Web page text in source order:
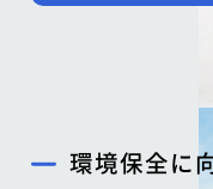
環境保全に